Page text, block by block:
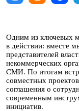
Одним из ключевых
в действии: вместе
представителей
некоммерческих
СМИ. По итогам
совместных
соглашения о
современным
инициатив.